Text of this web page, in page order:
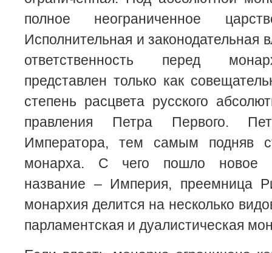
полное неограниченное
Исполнительная и законодательная
ответственность перед
представлен только как
степень расцвета русского
правления Петра Первого.
Императора, тем самым подняв
монарха. С чего пошло новое
название – Империя, преемница
монархия делится на несколько
парламентская и дуалистическая